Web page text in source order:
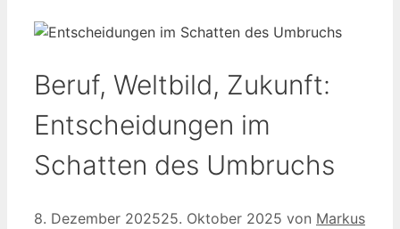
Beruf, Weltbild, Zukunft:
Entscheidungen im
Schatten des Umbruchs
8. Dezember 202525. Oktober 2025 von Markus